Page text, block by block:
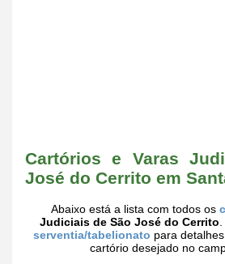
Cartórios e Varas
José do Cerrito em
Abaixo está a lista com todos os
Judiciais de São José do Cerrito
serventia/tabelionato para
cartório desejado no